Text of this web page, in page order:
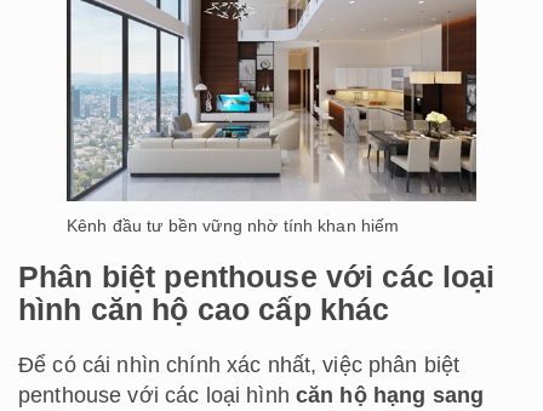
Kênh đầu tư bền vững nhờ tính khan hiếm
Phân biệt penthouse với các loại
hình căn hộ cao cấp khác
Để có cái nhìn chính xác nhất, việc phân biệt
penthouse với các loại hình căn hộ hạng sang